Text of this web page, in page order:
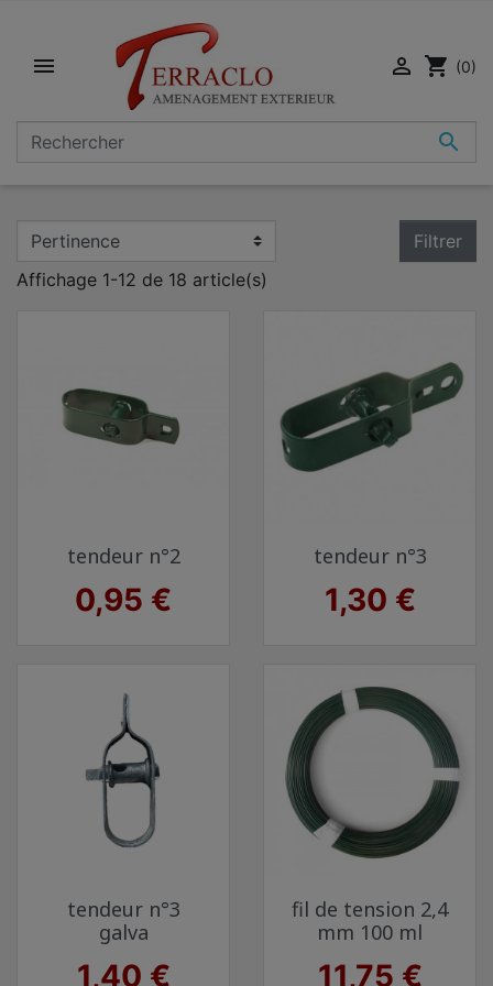


 shopping_cart (0)
Filtrer
Affichage 1-12 de 18 article(s)
tendeur n°2
Prix
0,95 €
tendeur n°3
Prix
1,30 €
tendeur n°3
galva
Prix
1,40 €
fil de tension 2,4
mm 100 ml
Prix
11,75 €